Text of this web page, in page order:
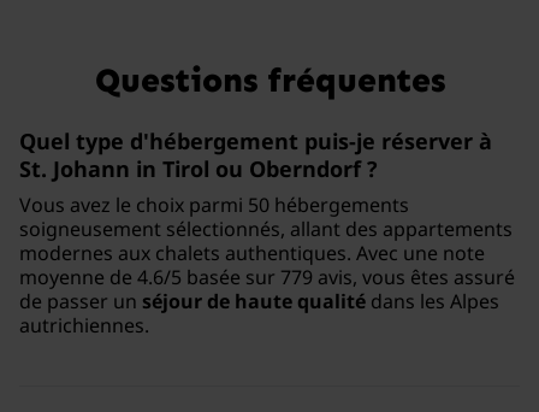
Questions fréquentes
Quel type d'hébergement puis-je réserver à
St. Johann in Tirol ou Oberndorf ?
Vous avez le choix parmi 50 hébergements
soigneusement sélectionnés, allant des appartements
modernes aux chalets authentiques. Avec une note
moyenne de 4.6/5 basée sur 779 avis, vous êtes assuré
de passer un séjour de haute qualité dans les Alpes
autrichiennes.